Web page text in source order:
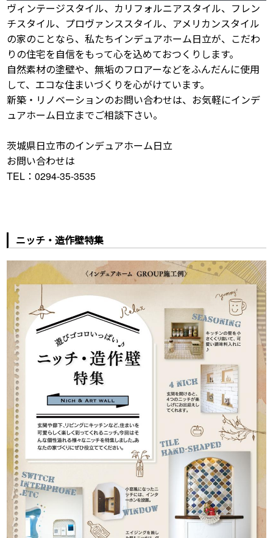
ヴィンテージスタイル、カリフォルニアスタイル、フレン
チスタイル、プロヴァンススタイル、アメリカンスタイル
の家のことなら、私たちインデュアホーム日立が、こだわ
りの住宅を自信をもって心を込めておつくりします。
自然素材の塗壁や、無垢のフロアーなどをふんだんに使用
して、エコな住まいづくりを心がけています。
新築・リノベーションのお問い合わせは、お気軽にインデ
ュアホーム日立までご相談下さい。
茨城県日立市のインデュアホーム日立
お問い合わせは
TEL：0294-35-3535
ニッチ・造作壁特集